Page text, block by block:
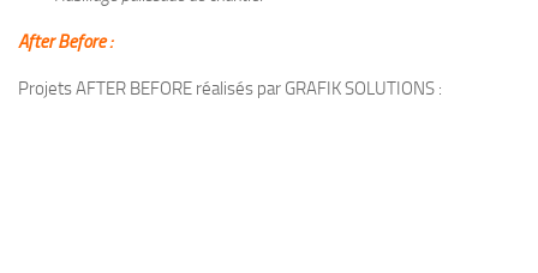
After Before :
Projets AFTER BEFORE réalisés par GRAFIK SOLUTIONS :